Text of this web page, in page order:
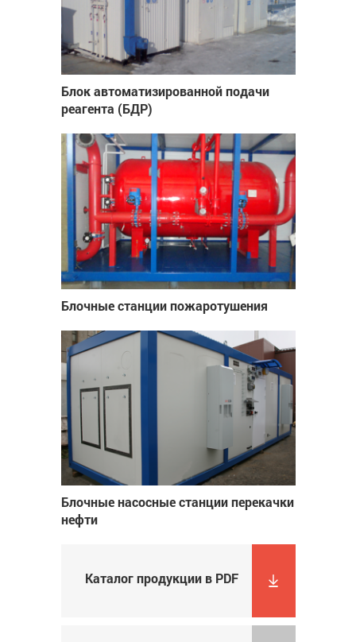
Блок автоматизированной подачи
реагента (БДР)
Блочные станции пожаротушения
Блочные насосные станции перекачки
нефти
Каталог продукции в PDF